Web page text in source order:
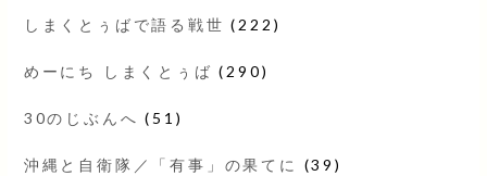
しまくとぅばで語る戦世 (222)
めーにち しまくとぅば (290)
30のじぶんへ (51)
沖縄と自衛隊／「有事」の果てに (39)